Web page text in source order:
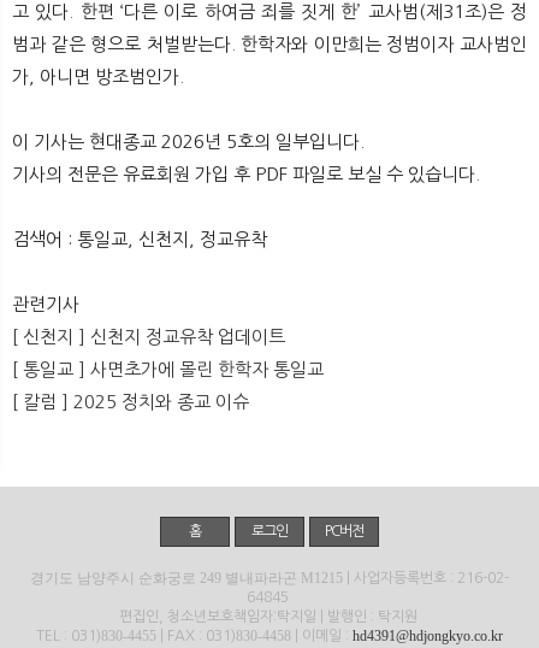
고 있다. 한편 ‘다른 이로 하여금 죄를 짓게 한’ 교사범(제31조)은 정
범과 같은 형으로 처벌받는다. 한학자와 이만희는 정범이자 교사범인
가, 아니면 방조범인가.
이 기사는 현대종교 2026년 5호의 일부입니다.
기사의 전문은 유료회원 가입 후 PDF 파일로 보실 수 있습니다.
검색어 : 통일교, 신천지, 정교유착
관련기사
[ 신천지 ] 신천지 정교유착 업데이트
[ 통일교 ] 사면초가에 몰린 한학자 통일교
[ 칼럼 ] 2025 정치와 종교 이슈
홈 로그인 PC버전
경기도 남양주시 순화궁로 249 별내파라곤 M1215 | 사업자등록번호 : 216-02-
64845
편집인, 청소년보호책임자:탁지일 | 발행인 : 탁지원
TEL : 031)830-4455 | FAX : 031)830-4458 | 이메일 : hd4391@hdjongkyo.co.kr